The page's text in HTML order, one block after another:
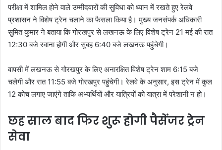
परीक्षा में शामिल होने वाले उम्मीदवारों की सुविधा को ध्यान में रखते हुए रेलवे
प्रशासन ने विशेष ट्रेन चलाने का फैसला किया है। मुख्य जनसंपर्क अधिकारी
सुमित कुमार ने बताया कि गोरखपुर से लखनऊ के लिए विशेष ट्रेन 21 मई की रात
12:30 बजे रवाना होगी और सुबह 6:40 बजे लखनऊ पहुंचेगी।
वापसी में लखनऊ से गोरखपुर के लिए अनारक्षित विशेष ट्रेन शाम 6:15 बजे
चलेगी और रात 11:55 बजे गोरखपुर पहुंचेगी। रेलवे के अनुसार, इस ट्रेन में कुल
12 कोच लगाए जाएंगे ताकि अभ्यर्थियों और यात्रियों को यात्रा में परेशानी न हो।
छह साल बाद फिर शुरू होगी पैसेंजर ट्रेन
सेवा